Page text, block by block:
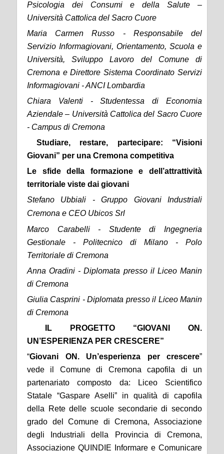
Psicologia dei Consumi e della Salute –
Università Cattolica del Sacro Cuore
Maria Carmen Russo - Responsabile del
Servizio Informagiovani, Orientamento, Scuola e
Università, Sviluppo Lavoro del Comune di
Cremona e Direttore Sistema Coordinato Servizi
Informagiovani - ANCI Lombardia
Chiara Valenti - Studentessa di Economia
Aziendale – Università Cattolica del Sacro Cuore
- Campus di Cremona
Studiare, restare, partecipare: “Visioni
Giovani” per una Cremona competitiva
Le sfide della formazione e dell’attrattività
territoriale viste dai giovani
Stefano Ubbiali - Gruppo Giovani Industriali
Cremona e CEO Ubicos Srl
Marco Carabelli - Studente di Ingegneria
Gestionale - Politecnico di Milano - Polo
Territoriale di Cremona
Anna Oradini - Diplomata presso il Liceo Manin
di Cremona
Giulia Casprini - Diplomata presso il Liceo Manin
di Cremona
IL PROGETTO “GIOVANI ON.
UN’ESPERIENZA PER CRESCERE”
“Giovani ON. Un’esperienza per crescere”
vede il Comune di Cremona capofila di un
partenariato composto da: Liceo Scientifico
Statale “Gaspare Aselli” in qualità di capofila
della Rete delle scuole secondarie di secondo
grado del Comune di Cremona, Associazione
degli Industriali della Provincia di Cremona,
Associazione QUINDIE Informare e Comunicare